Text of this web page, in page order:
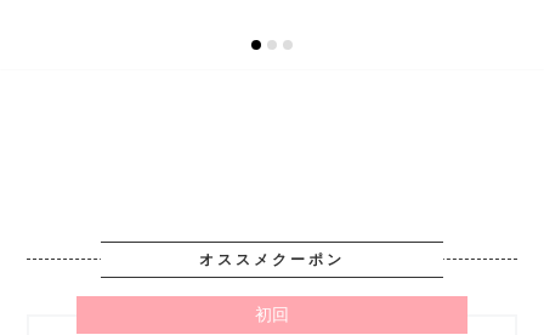
オススメクーポン
初回